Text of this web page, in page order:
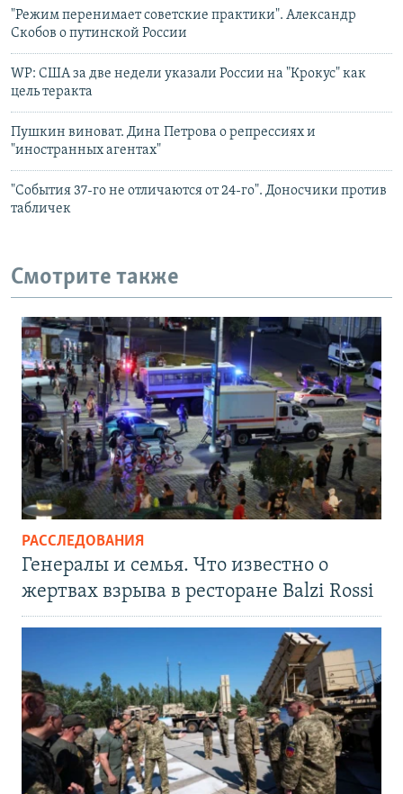
"Режим перенимает советские практики". Александр
Скобов о путинской России
WP: США за две недели указали России на "Крокус" как
цель теракта
Пушкин виноват. Дина Петрова о репрессиях и
"иностранных агентах"
"События 37-го не отличаются от 24-го". Доносчики против
табличек
Смотрите также
РАССЛЕДОВАНИЯ
Генералы и семья. Что известно о
жертвах взрыва в ресторане Balzi Rossi